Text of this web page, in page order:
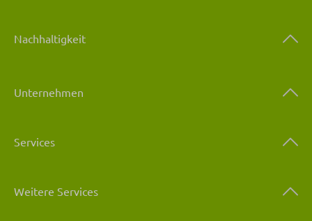
Nachhaltigkeit
Unternehmen
Services
Weitere Services